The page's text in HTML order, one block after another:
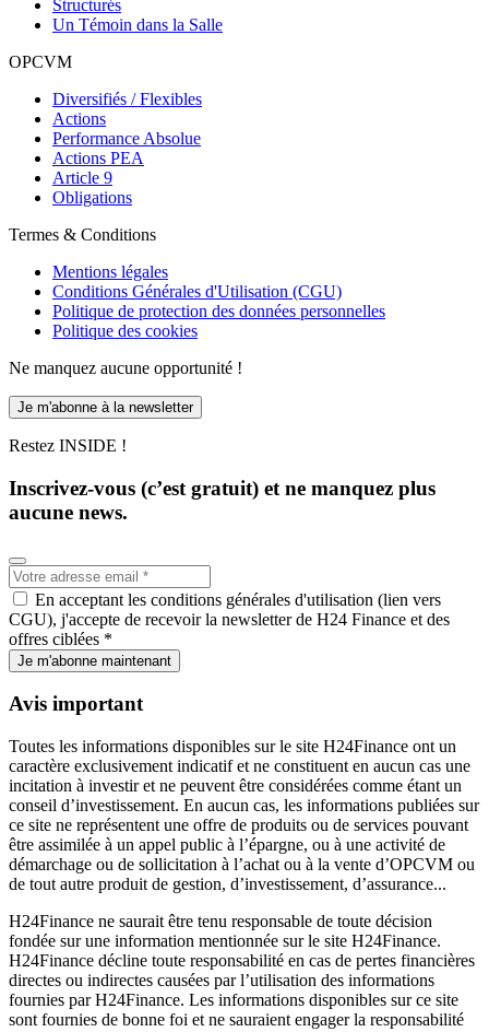
Structurés
Un Témoin dans la Salle
OPCVM
Diversifiés / Flexibles
Actions
Performance Absolue
Actions PEA
Article 9
Obligations
Termes & Conditions
Mentions légales
Conditions Générales d'Utilisation (CGU)
Politique de protection des données personnelles
Politique des cookies
Ne manquez aucune opportunité !
Je m'abonne à la newsletter
Restez INSIDE !
Inscrivez-vous (c’est gratuit) et ne manquez plus
aucune news.
En acceptant les conditions générales d'utilisation (lien vers
CGU), j'accepte de recevoir la newsletter de H24 Finance et des
offres ciblées *
Je m'abonne maintenant
Avis important
Toutes les informations disponibles sur le site H24Finance ont un
caractère exclusivement indicatif et ne constituent en aucun cas une
incitation à investir et ne peuvent être considérées comme étant un
conseil d’investissement. En aucun cas, les informations publiées sur
ce site ne représentent une offre de produits ou de services pouvant
être assimilée à un appel public à l’épargne, ou à une activité de
démarchage ou de sollicitation à l’achat ou à la vente d’OPCVM ou
de tout autre produit de gestion, d’investissement, d’assurance...
H24Finance ne saurait être tenu responsable de toute décision
fondée sur une information mentionnée sur le site H24Finance.
H24Finance décline toute responsabilité en cas de pertes financières
directes ou indirectes causées par l’utilisation des informations
fournies par H24Finance. Les informations disponibles sur ce site
sont fournies de bonne foi et ne sauraient engager la responsabilité